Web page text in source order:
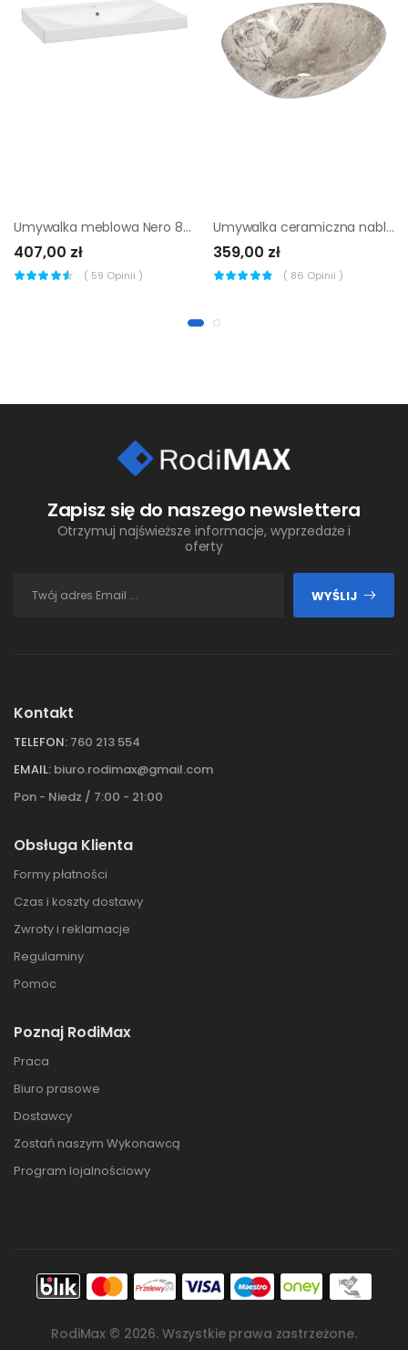
Umywalka meblowa Nero 80 Nas
407,00 zł
( 59 Opinii )
Umywalka ceramiczna nablatowa Atena 40 x 33 Basaro
359,00 zł
( 86 Opinii )
Zapisz się do naszego newslettera
Otrzymuj najświeższe informacje, wyprzedaże i
oferty
WYŚLIJ
Kontakt
TELEFON: 760 213 554
EMAIL: biuro.rodimax@gmail.com
Pon - Niedz / 7:00 - 21:00
Obsługa Klienta
Formy płatności
Czas i koszty dostawy
Zwroty i reklamacje
Regulaminy
Pomoc
Poznaj RodiMax
Praca
Biuro prasowe
Dostawcy
Zostań naszym Wykonawcą
Program lojalnościowy
RodiMax © 2026. Wszystkie prawa zastrzeżone.